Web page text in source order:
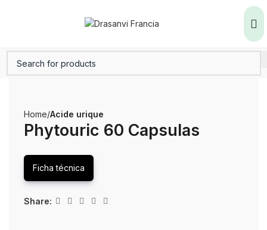
Home Acide urique
Phytouric 60 Capsulas
Ficha técnica
Share: